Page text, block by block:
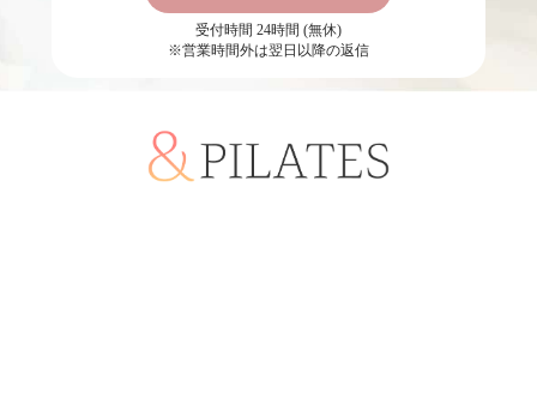
受付時間 24時間 (無休)
※営業時間外は翌日以降の返信